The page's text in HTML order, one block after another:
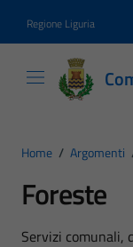
Regione Liguria
Home / Argomenti
Foreste
Servizi comunali,